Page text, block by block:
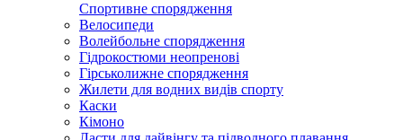
Спортивне спорядження
Велосипеди
Волейбольне спорядження
Гідрокостюми неопренові
Гірськолижне спорядження
Жилети для водних видів спорту
Каски
Кімоно